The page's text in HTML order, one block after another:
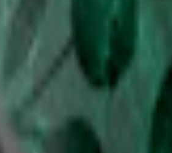
Vi svarar vanligtvis inom 24 timmar på